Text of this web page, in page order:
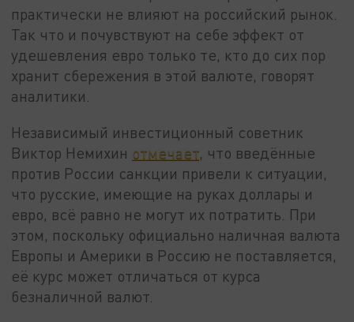
практически не влияют на российский рынок.
Так что и почувствуют на себе эффект от
удешевления евро только те, кто до сих пор
хранит сбережения в этой валюте, говорят
аналитики.
Независимый инвестиционный советник
Виктор Немихин отмечает, что введённые
против России санкции привели к ситуации,
что русские, имеющие на руках доллары и
евро, всё равно не могут их потратить. При
этом, поскольку официально наличная валюта
Европы и Америки в Россию не поставляется,
её курс может отличаться от курса
безналичной валют.